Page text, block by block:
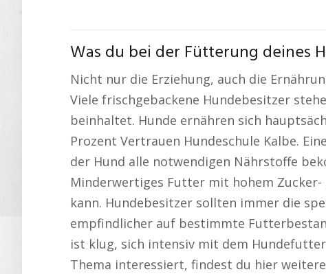
Was du bei der Fütterung deines
Nicht nur die Erziehung, auch die
Viele frischgebackene Hundebesitzer
beinhaltet. Hunde ernähren sich
Prozent Vertrauen Hundeschule Kalbe.
der Hund alle notwendigen Nährstoffe
Minderwertiges Futter mit hohem
kann. Hundebesitzer sollten immer die
empfindlicher auf bestimmte
ist klug, sich intensiv mit dem
Thema interessiert, findest du hier